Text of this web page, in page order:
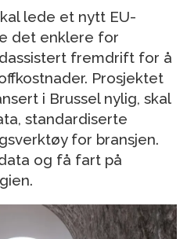
lede et nytt EU-
det enklere for
fremdrift for å
Prosjektet
i Brussel nylig, skal
standardiserte
for bransjen.
og få fart på